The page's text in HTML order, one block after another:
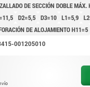
DE SECCIÓN DOBLE
D2=5,5 D3=10 L1=5,9
DE ALOJAMIENTO H11=5
001205010